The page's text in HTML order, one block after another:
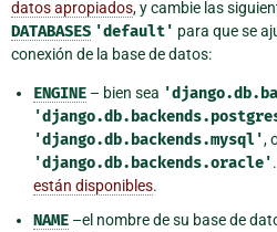
datos apropiados, y cambie las
DATABASES 'default' para que se
conexión de la base de datos:
ENGINE – bien sea
'django.db.backends.mysql',
'django.db.backends.oracle'
están disponibles.
NAME –el nombre de su base de